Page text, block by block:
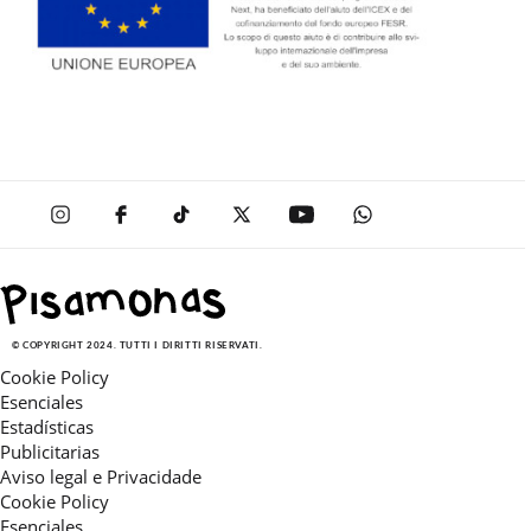
© COPYRIGHT 2024. TUTTI I DIRITTI RISERVATI.
Cookie Policy
Esenciales
Estadísticas
Publicitarias
Aviso legal e Privacidade
Cookie Policy